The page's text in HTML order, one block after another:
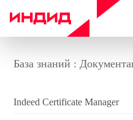
База знаний :
Indeed Certificate Manager